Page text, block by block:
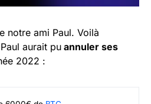
notre ami Paul. Voilà
aurait pu annuler ses
2022 :